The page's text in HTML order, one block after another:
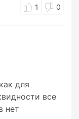
1 0
для
все
нет